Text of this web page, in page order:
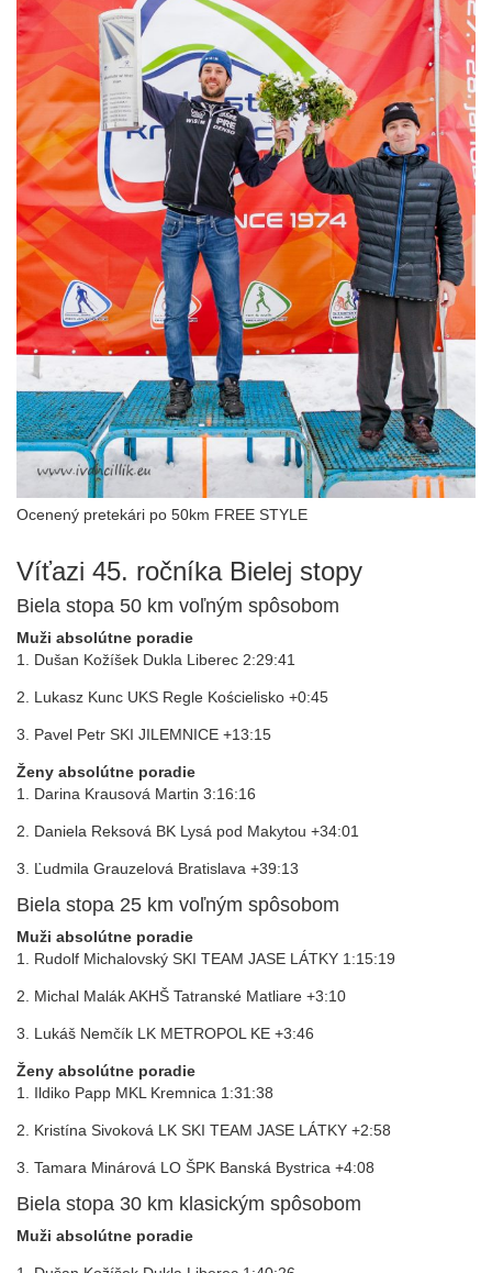
Ocenený pretekári po 50km FREE STYLE
Víťazi 45. ročníka Bielej stopy
Biela stopa 50 km voľným spôsobom
Muži absolútne poradie
1. Dušan Kožíšek Dukla Liberec 2:29:41
2. Lukasz Kunc UKS Regle Kościelisko +0:45
3. Pavel Petr SKI JILEMNICE +13:15
Ženy absolútne poradie
1. Darina Krausová Martin 3:16:16
2. Daniela Reksová BK Lysá pod Makytou +34:01
3. Ľudmila Grauzelová Bratislava +39:13
Biela stopa 25 km voľným spôsobom
Muži absolútne poradie
1. Rudolf Michalovský SKI TEAM JASE LÁTKY 1:15:19
2. Michal Malák AKHŠ Tatranské Matliare +3:10
3. Lukáš Nemčík LK METROPOL KE +3:46
Ženy absolútne poradie
1. Ildiko Papp MKL Kremnica 1:31:38
2. Kristína Sivoková LK SKI TEAM JASE LÁTKY +2:58
3. Tamara Minárová LO ŠPK Banská Bystrica +4:08
Biela stopa 30 km klasickým spôsobom
Muži absolútne poradie